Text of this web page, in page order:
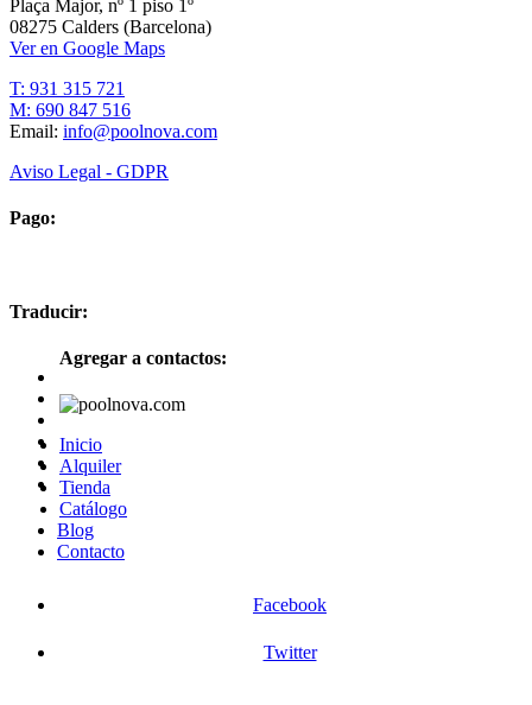
Plaça Major, nº 1 piso 1º
08275 Calders (Barcelona)
Ver en Google Maps
T: 931 315 721
M: 690 847 516
Email: info@poolnova.com
Aviso Legal - GDPR
Pago:
Traducir:
Agregar a contactos:
Inicio
Alquiler
Tienda
Catálogo
Blog
Contacto
Facebook
Twitter